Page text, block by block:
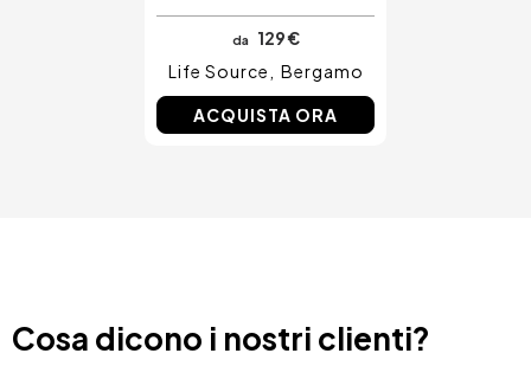
da
129 €
Life Source
Bergamo
ACQUISTA ORA
Cosa dicono i nostri clienti?